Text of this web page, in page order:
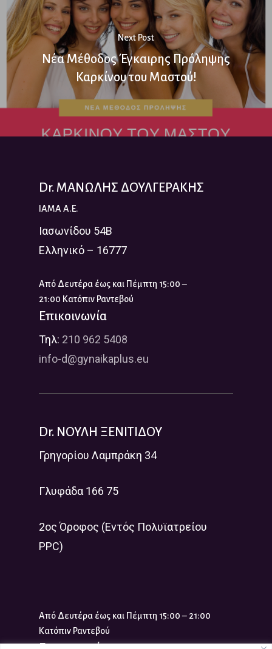
Next Post
Νέα Μέθοδος Έγκαιρης Πρόληψης
Καρκίνου του Μαστού!
Dr. ΜΑΝΩΛΗΣ ΔΟΥΛΓΕΡΑΚΗΣ
IAMA A.E.
Ιασωνίδου 54Β
Ελληνικό – 16777
Από Δευτέρα έως και Πέμπτη 15:00 –
21:00 Κατόπιν Ραντεβού
Επικοινωνία
Τηλ: 210 962 5408
info-d@gynaikaplus.eu
Dr. ΝΟΥΛΗ ΞΕΝΙΤΙΔΟΥ
Γρηγορίου Λαμπράκη 34
Γλυφάδα 166 75
2ος Όροφος (Εντός Πολυϊατρείου
PPC)
Από Δευτέρα έως και Πέμπτη 15:00 – 21:00
Κατόπιν Ραντεβού